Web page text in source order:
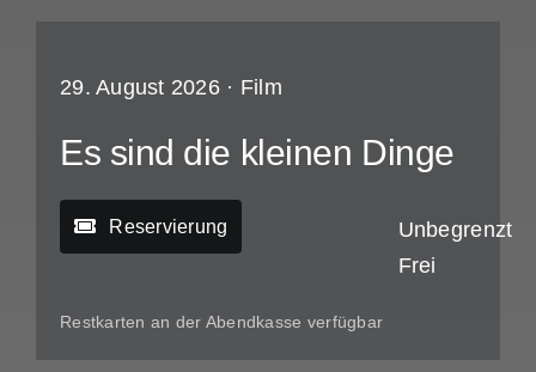
29. August 2026 · Film
Es sind die kleinen Dinge
Reservierung
Unbegrenzt
Frei
Restkarten an der Abendkasse verfügbar